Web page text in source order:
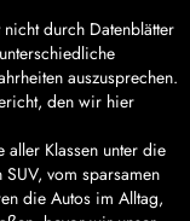
durch Datenblätter
auszusprechen.
den wir hier
aller Klassen unter die
vom sparsamen
die Autos im Alltag,